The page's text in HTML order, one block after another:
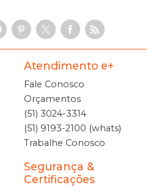
Atendimento e+
Fale Conosco
Orçamentos
(51) 3024-3314
(51) 9193-2100 (whats)
Trabalhe Conosco
Segurança &
Certificações